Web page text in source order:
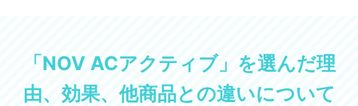
「NOV ACアクティブ」を選んだ理
由、効果、他商品との違いについて